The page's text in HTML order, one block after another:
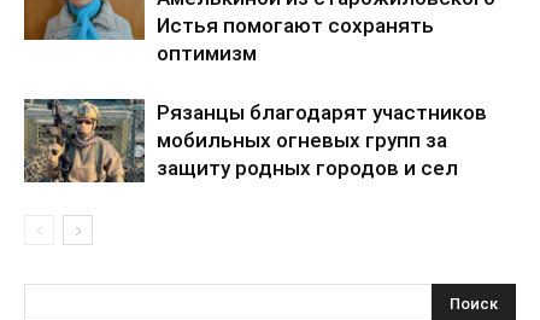
Истья помогают сохранять
оптимизм
Рязанцы благодарят участников
мобильных огневых групп за
защиту родных городов и сел